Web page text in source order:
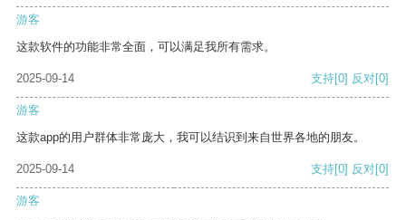
游客
这款软件的功能非常全面，可以满足我所有需求。
2025-09-14 支持[0] 反对[0]
游客
这款app的用户群体非常庞大，我可以结识到来自世界各地的朋友。
2025-09-14 支持[0] 反对[0]
游客